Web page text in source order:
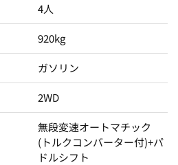
4人
920kg
ガソリン
2WD
無段変速オートマチック
(トルクコンバーター付)+パ
ドルシフト